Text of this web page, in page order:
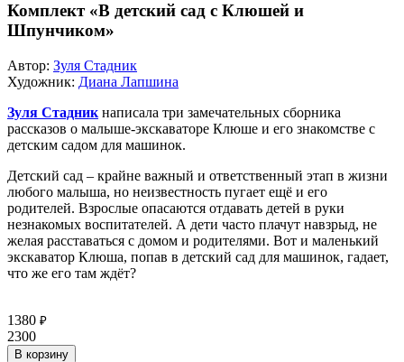
Комплект «В детский сад с Клюшей и
Шпунчиком»
Автор: Зуля Стадник
Художник: Диана Лапшина
Зуля Стадник написала три замечательных сборника
рассказов о малыше-экскаваторе Клюше и его знакомстве с
детским садом для машинок.
Детский сад – крайне важный и ответственный этап в жизни
любого малыша, но неизвестность пугает ещё и его
родителей. Взрослые опасаются отдавать детей в руки
незнакомых воспитателей. А дети часто плачут навзрыд, не
желая расставаться с домом и родителями. Вот и маленький
экскаватор Клюша, попав в детский сад для машинок, гадает,
что же его там ждёт?
1380 ₽
2300
В корзину